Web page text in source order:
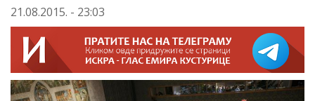
21.08.2015. - 23:03